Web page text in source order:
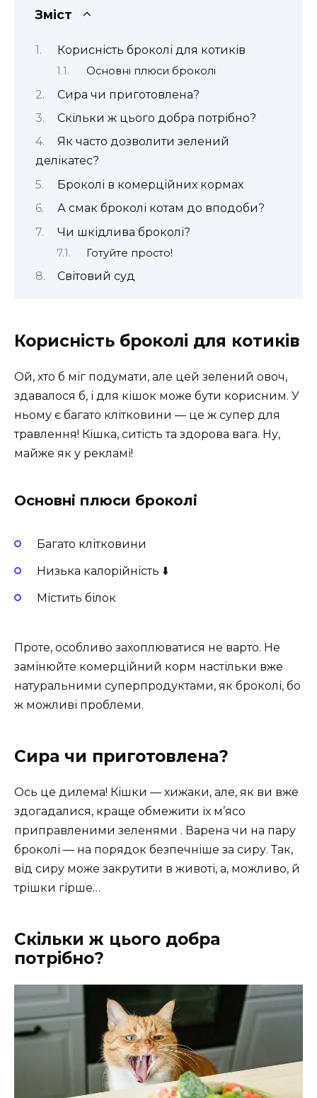
Зміст
Корисність броколі для котиків
Основні плюси броколі
Сира чи приготовлена?
Скільки ж цього добра потрібно?
Як часто дозволити зелений
делікатес?
Броколі в комерційних кормах
А смак броколі котам до вподоби?
Чи шкідлива броколі?
Готуйте просто!
Світовий суд
Корисність броколі для котиків
Ой, хто б міг подумати, але цей зелений овоч,
здавалося б, і для кішок може бути корисним. У
ньому є багато клітковини — це ж супер для
травлення! Кішка, ситість та здорова вага. Ну,
майже як у рекламі!
Основні плюси броколі
Багато клітковини
Низька калорійність ⬇️
Містить білок
Проте, особливо захоплюватися не варто. Не
замінюйте комерційний корм настільки вже
натуральними суперпродуктами, як броколі, бо
ж можливі проблеми.
Сира чи приготовлена?
Ось це дилема! Кішки — хижаки, але, як ви вже
здогадалися, краще обмежити їх м’ясо
приправленими зеленями . Варена чи на пару
броколі — на порядок безпечніше за сиру. Так,
від сиру може закрутити в животі, а, можливо, й
трішки гірше…
Скільки ж цього добра
потрібно?